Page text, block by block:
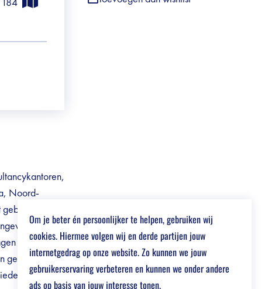
Noord-
van
gelieerde
onze
Om je beter én persoonlijker te helpen, gebruiken wij
cookies. Hiermee volgen wij en derde partijen jouw
internetgedrag op onze website. Zo kunnen we jouw
gebruikerservaring verbeteren en kunnen we onder andere
ads op basis van jouw interesse tonen.